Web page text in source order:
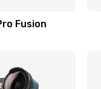
Fusion